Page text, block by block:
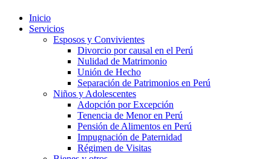
Inicio
Servicios
Esposos y Convivientes
Divorcio por causal en el Perú
Nulidad de Matrimonio
Unión de Hecho
Separación de Patrimonios en Perú
Niños y Adolescentes
Adopción por Excepción
Tenencia de Menor en Perú
Pensión de Alimentos en Perú
Impugnación de Paternidad
Régimen de Visitas